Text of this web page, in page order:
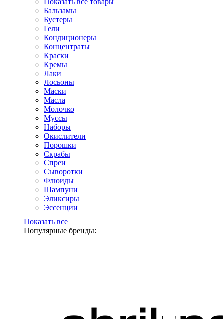
Показать все товары
Бальзамы
Бустеры
Гели
Кондиционеры
Концентраты
Краски
Кремы
Лаки
Лосьоны
Маски
Масла
Молочко
Муссы
Наборы
Окислители
Порошки
Скрабы
Спреи
Сыворотки
Флюиды
Шампуни
Эликсиры
Эссенции
Показать все
Популярные бренды: